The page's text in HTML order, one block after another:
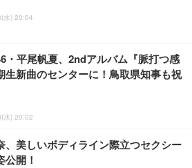
水) 20:04
・平尾帆夏、2ndアルバム『脈打つ感
生新曲のセンターに！鳥取県知事も祝
水) 20:02
、美しいボディライン際立つセクシー
公開！